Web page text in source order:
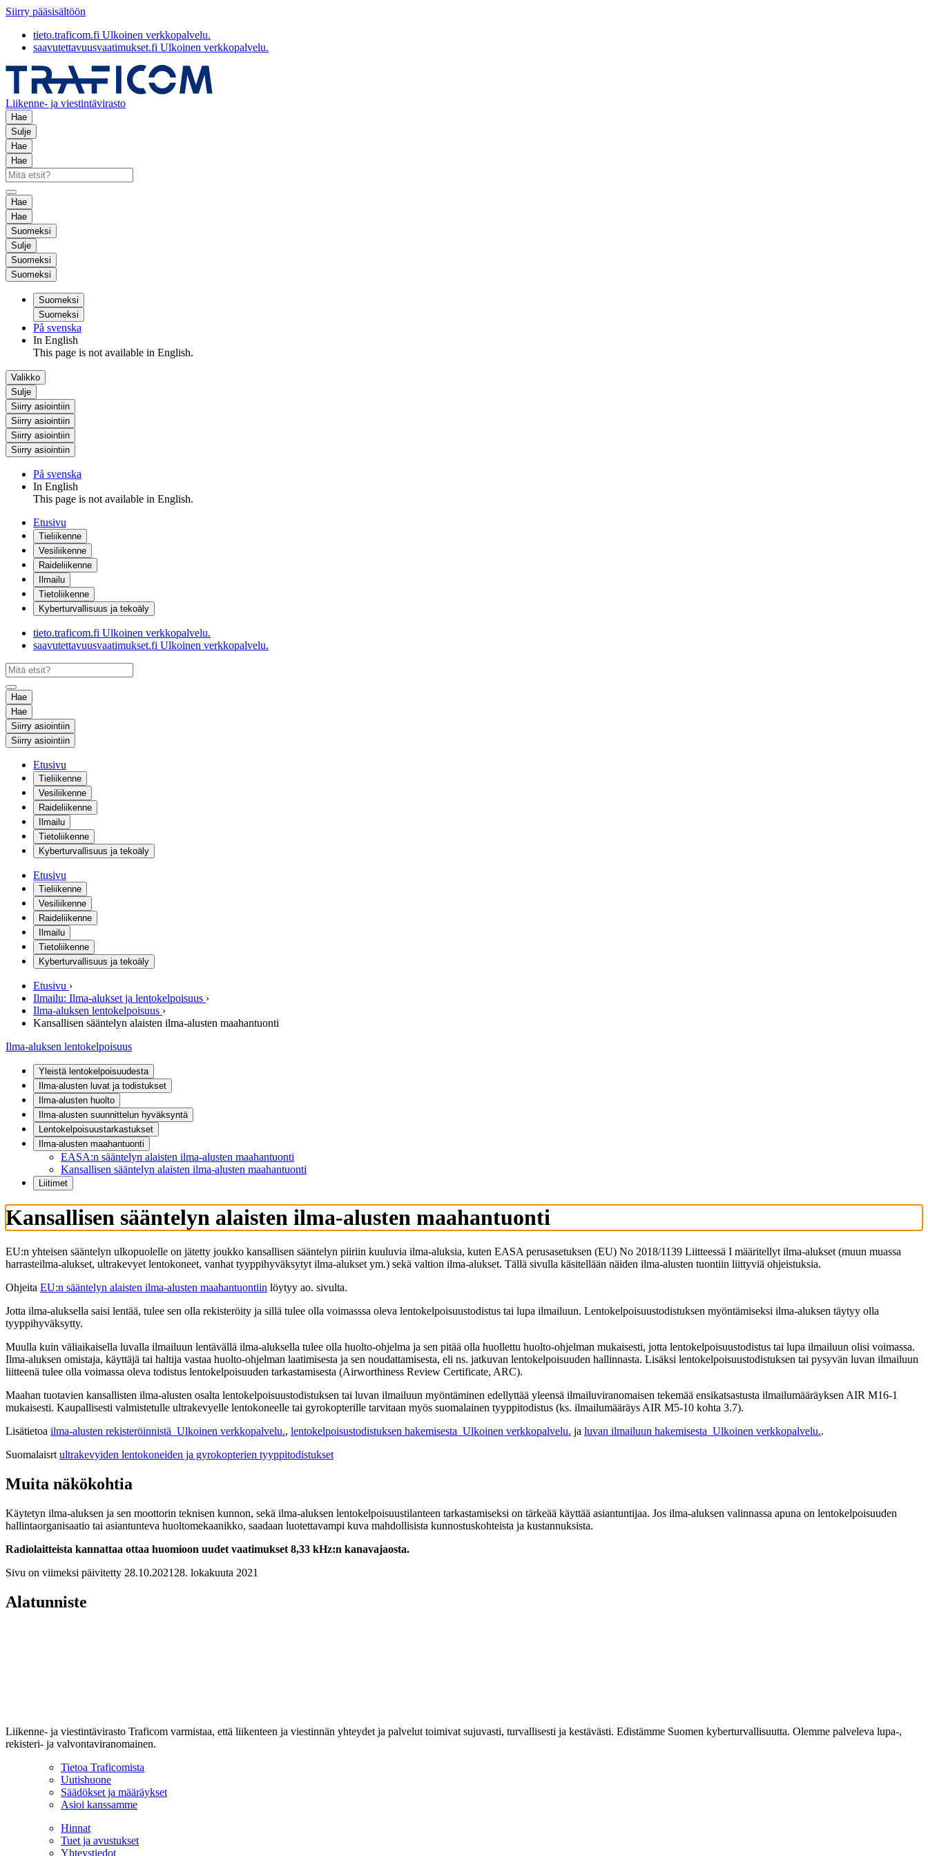
Siirry pääsisältöön
tieto.traficom.fi Ulkoinen verkkopalvelu.
saavutettavuusvaatimukset.fi Ulkoinen verkkopalvelu.
Liikenne- ja viestintävirasto
Hae
Sulje
Hae
Hae
Hae
Hae
Suomeksi
Sulje
Suomeksi
Suomeksi
Suomeksi
Suomeksi
På svenska
In English
This page is not available in English.
Valikko
Sulje
Siirry asiointiin
Siirry asiointiin
Siirry asiointiin
Siirry asiointiin
På svenska
In English
This page is not available in English.
Etusivu
Tieliikenne
Vesiliikenne
Raideliikenne
Ilmailu
Tietoliikenne
Kyberturvallisuus ja tekoäly
tieto.traficom.fi Ulkoinen verkkopalvelu.
saavutettavuusvaatimukset.fi Ulkoinen verkkopalvelu.
Hae
Hae
Siirry asiointiin
Siirry asiointiin
Etusivu
Tieliikenne
Vesiliikenne
Raideliikenne
Ilmailu
Tietoliikenne
Kyberturvallisuus ja tekoäly
Etusivu
Tieliikenne
Vesiliikenne
Raideliikenne
Ilmailu
Tietoliikenne
Kyberturvallisuus ja tekoäly
Etusivu ›
Ilmailu: Ilma-alukset ja lentokelpoisuus ›
Ilma-aluksen lentokelpoisuus ›
Kansallisen sääntelyn alaisten ilma-alusten maahantuonti
Ilma-aluksen lentokelpoisuus
Yleistä lentokelpoisuudesta
Ilma-alusten luvat ja todistukset
Ilma-alusten huolto
Ilma-alusten suunnittelun hyväksyntä
Lentokelpoisuustarkastukset
Ilma-alusten maahantuonti
EASA:n sääntelyn alaisten ilma-alusten maahantuonti
Kansallisen sääntelyn alaisten ilma-alusten maahantuonti
Liitimet
Kansallisen sääntelyn alaisten ilma-alusten maahantuonti
EU:n yhteisen sääntelyn ulkopuolelle on jätetty joukko kansallisen sääntelyn piiriin kuuluvia ilma-aluksia, kuten EASA perusasetuksen (EU) No 2018/1139 Liitteessä I määritellyt ilma-alukset (muun muassa
harrasteilma-alukset, ultrakevyet lentokoneet, vanhat tyyppihyväksytyt ilma-alukset ym.) sekä valtion ilma-alukset. Tällä sivulla käsitellään näiden ilma-alusten tuontiin liittyviä ohjeistuksia.
Ohjeita EU:n sääntelyn alaisten ilma-alusten maahantuontiin löytyy ao. sivulta.
Jotta ilma-aluksella saisi lentää, tulee sen olla rekisteröity ja sillä tulee olla voimasssa oleva lentokelpoisuustodistus tai lupa ilmailuun. Lentokelpoisuustodistuksen myöntämiseksi ilma-aluksen täytyy olla
tyyppihyväksytty.
Muulla kuin väliaikaisella luvalla ilmailuun lentävällä ilma-aluksella tulee olla huolto-ohjelma ja sen pitää olla huollettu huolto-ohjelman mukaisesti, jotta lentokelpoisuustodistus tai lupa ilmailuun olisi voimassa.
Ilma-aluksen omistaja, käyttäjä tai haltija vastaa huolto-ohjelman laatimisesta ja sen noudattamisesta, eli ns. jatkuvan lentokelpoisuuden hallinnasta. Lisäksi lentokelpoisuustodistuksen tai pysyvän luvan ilmailuun
liitteenä tulee olla voimassa oleva todistus lentokelpoisuuden tarkastamisesta (Airworthiness Review Certificate, ARC).
Maahan tuotavien kansallisten ilma-alusten osalta lentokelpoisuustodistuksen tai luvan ilmailuun myöntäminen edellyttää yleensä ilmailuviranomaisen tekemää ensikatsastusta ilmailumääräyksen AIR M16-1
mukaisesti. Kaupallisesti valmistetulle ultrakevyelle lentokoneelle tai gyrokopterille tarvitaan myös suomalainen tyyppitodistus (ks. ilmailumääräys AIR M5-10 kohta 3.7).
Lisätietoa ilma-alusten rekisteröinnistä Ulkoinen verkkopalvelu., lentokelpoisustodistuksen hakemisesta Ulkoinen verkkopalvelu. ja luvan ilmailuun hakemisesta Ulkoinen verkkopalvelu..
Suomalaisrt ultrakevyiden lentokoneiden ja gyrokopterien tyyppitodistukset
Muita näkökohtia
Käytetyn ilma-aluksen ja sen moottorin teknisen kunnon, sekä ilma-aluksen lentokelpoisuustilanteen tarkastamiseksi on tärkeää käyttää asiantuntijaa. Jos ilma-aluksen valinnassa apuna on lentokelpoisuuden
hallintaorganisaatio tai asiantunteva huoltomekaanikko, saadaan luotettavampi kuva mahdollisista kunnostuskohteista ja kustannuksista.
Radiolaitteista kannattaa ottaa huomioon uudet vaatimukset 8,33 kHz:n kanavajaosta.
Sivu on viimeksi päivitetty 28.10.2021 28. lokakuuta 2021
Alatunniste
Liikenne- ja viestintävirasto Traficom varmistaa, että liikenteen ja viestinnän yhteydet ja palvelut toimivat sujuvasti, turvallisesti ja kestävästi. Edistämme Suomen kyberturvallisuutta. Olemme palveleva lupa-,
rekisteri- ja valvontaviranomainen.
Tietoa Traficomista
Uutishuone
Säädökset ja määräykset
Asioi kanssamme
Hinnat
Tuet ja avustukset
Yhteystiedot